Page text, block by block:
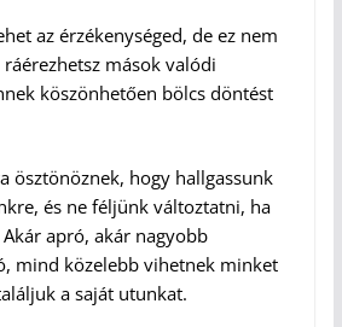
az érzékenységed, de ez nem
mások valódi
köszönhetően bölcs döntést
ösztönöznek, hogy hallgassunk
és ne féljünk változtatni, ha
apró, akár nagyobb
mind közelebb vihetnek minket
a saját utunkat.